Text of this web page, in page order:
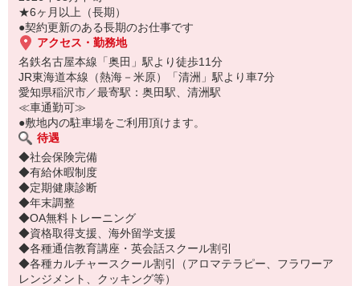
★6ヶ月以上（長期）
●契約更新のある長期のお仕事です
アクセス・勤務地
名鉄名古屋本線「奥田」駅より徒歩11分
JR東海道本線（熱海－米原）「清洲」駅より車7分
愛知県稲沢市／最寄駅：奥田駅、清洲駅
≪車通勤可≫
●敷地内の駐車場をご利用頂けます。
待遇
◆社会保険完備
◆有給休暇制度
◆定期健康診断
◆年末調整
◆OA無料トレーニング
◆資格取得支援、海外留学支援
◆各種通信教育講座・英会話スクール割引
◆各種カルチャースクール割引（アロマテラピー、フラワーア
レンジメント、クッキング等）